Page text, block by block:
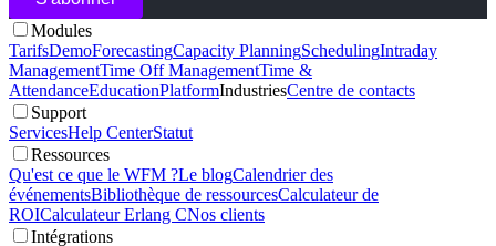
Modules
TarifsDemoForecastingCapacity PlanningSchedulingIntraday
ManagementTime Off ManagementTime &
AttendanceEducationPlatformIndustriesCentre de contacts
Support
ServicesHelp CenterStatut
Ressources
Qu'est ce que le WFM ?Le blogCalendrier des
événementsBibliothèque de ressourcesCalculateur de
ROICalculateur Erlang CNos clients
Intégrations